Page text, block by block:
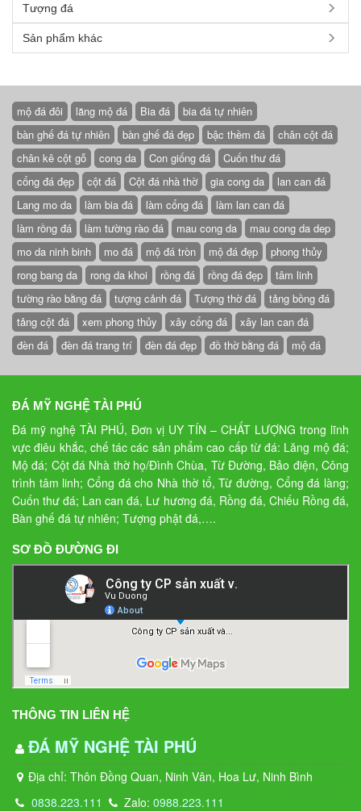
Tượng đá
Sản phẩm khác
mộ đá đôi lăng mộ đá Bia đá
bia đá tự nhiên
bàn ghế đá tự nhiên
bàn ghế đá đẹp bậc thềm đá
chân cột đá
chân kê cột gỗ
cong da Con giống đá
Cuốn thư đá
cổng đá đẹp
cột đá Cột đá nhà thờ gia cong da
lan can đá
Lang mo da
làm bia đá làm cổng đá
làm lan can đá
làm rồng đá
làm tường rào đá mau cong da
mau cong da dep
mo da ninh binh
mo đá mộ đá tròn mộ đá đẹp
phong thủy
rong bang da
rong da khoi rồng đá rồng đá đẹp
tâm linh
tường rào bằng đá
tượng cảnh đá Tượng thờ đá
tảng bồng đá
tảng cột đá
xem phong thủy xây cổng đá
xây lan can đá
đèn đá
đèn đá trang trí đèn đá đẹp đồ thờ bằng đá mộ đá
ĐÁ MỸ NGHỆ TÀI PHÚ
Đá mỹ nghệ TÀI PHÚ, Đơn vị UY TÍN – CHẤT LƯỢNG trong lĩnh
vực điêu khắc, chế tác các sản phẩm cao cấp từ đá: Lăng mộ đá;
Mộ đá; Cột đá Nhà thờ họ/Đình Chùa, Từ Đường, Bảo điện, Công
trình tâm linh; Cổng đá cho Nhà thờ tổ, Từ đường, Cổng đá làng;
Cuốn thư đá; Lan can đá, Lư hương đá, Rồng đá, Chiếu Rồng đá,
Bàn ghế đá tự nhiên; Tượng phật đá,….
SƠ ĐỒ ĐƯỜNG ĐI
THÔNG TIN LIÊN HỆ
ĐÁ MỸ NGHỆ TÀI PHÚ
Địa chỉ: Thôn Đồng Quan, Ninh Vân, Hoa Lư, Ninh Bình
0838.223.111
Zalo:0988.223.111